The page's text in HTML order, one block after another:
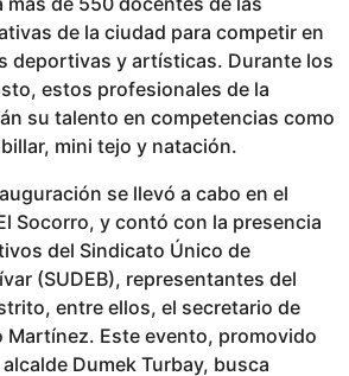
de la ciudad para competir en
deportivas y artísticas. Durante los
estos profesionales de la
su talento en competencias como
mini tejo y natación.
se llevó a cabo en el
Socorro, y contó con la presencia
del Sindicato Único de
(SUDEB), representantes del
entre ellos, el secretario de
Martínez. Este evento, promovido
Dumek Turbay, busca